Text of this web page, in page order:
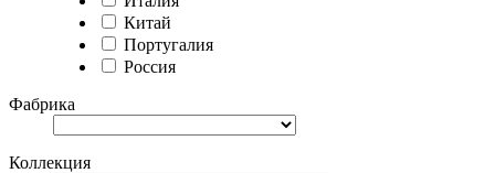
Китай
Португалия
Россия
Фабрика
Коллекция